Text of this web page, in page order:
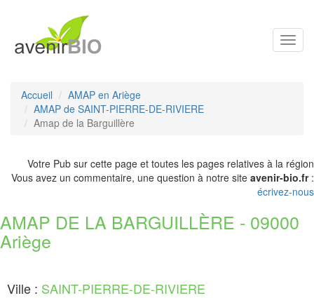
Accueil
AMAP en Ariège
AMAP de SAINT-PIERRE-DE-RIVIERE
Amap de la Barguillère
Votre Pub sur cette page et toutes les pages relatives à la région
Vous avez un commentaire, une question à notre site avenir-bio.fr:
écrivez-nous
AMAP DE LA BARGUILLÈRE - 09000
Ariège
Ville : SAINT-PIERRE-DE-RIVIERE